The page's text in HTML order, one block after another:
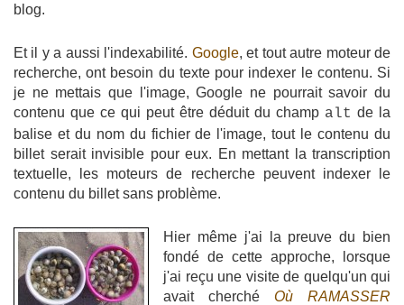
blog.
Et il y a aussi l'indexabilité. Google, et tout autre moteur de
recherche, ont besoin du texte pour indexer le contenu. Si
je ne mettais que l'image, Google ne pourrait savoir du
contenu que ce qui peut être déduit du champ alt de la
balise et du nom du fichier de l'image, tout le contenu du
billet serait invisible pour eux. En mettant la transcription
textuelle, les moteurs de recherche peuvent indexer le
contenu du billet sans problème.
Hier même j'ai la preuve du bien
fondé de cette approche, lorsque
j'ai reçu une visite de quelqu'un qui
avait cherché Où RAMASSER